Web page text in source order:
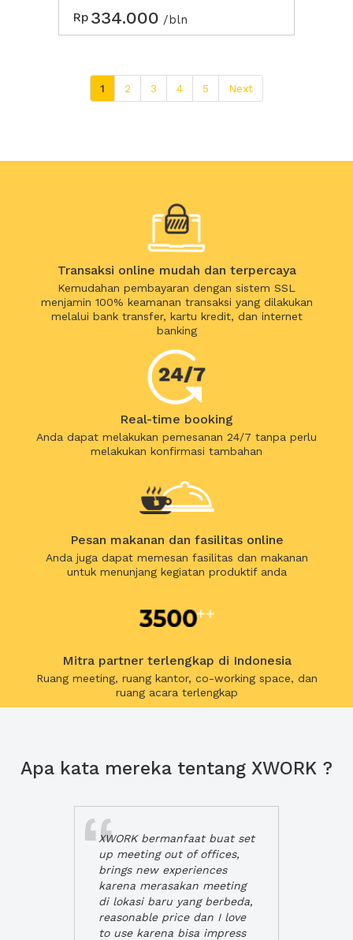
Rp 334.000 /bln
1 2 3 4 5 Next
Transaksi online mudah dan terpercaya
Kemudahan pembayaran dengan sistem SSL
menjamin 100% keamanan transaksi yang dilakukan
melalui bank transfer, kartu kredit, dan internet
banking
Real-time booking
Anda dapat melakukan pemesanan 24/7 tanpa perlu
melakukan konfirmasi tambahan
Pesan makanan dan fasilitas online
Anda juga dapat memesan fasilitas dan makanan
untuk menunjang kegiatan produktif anda
Mitra partner terlengkap di Indonesia
Ruang meeting, ruang kantor, co-working space, dan
ruang acara terlengkap
Apa kata mereka tentang XWORK ?
XWORK bermanfaat buat set
up meeting out of offices,
brings new experiences
karena merasakan meeting
di lokasi baru yang berbeda,
reasonable price dan I love
to use karena bisa impress